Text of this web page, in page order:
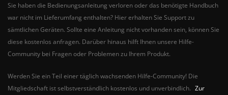
Sie haben die Bedienungsanleitung verloren oder das benötigte Handbuch
war nicht im Lieferumfang enthalten? Hier erhalten Sie Support zu
sämtlichen Geräten. Sollte eine Anleitung nicht vorhanden sein, können Sie
diese kostenlos anfragen. Darüber hinaus hilft Ihnen unsere Hilfe-
Community bei Fragen oder Problemen zu Ihrem Produkt.
Werden Sie ein Teil einer täglich wachsenden Hilfe-Community! Die
Mitgliedschaft ist selbstverständlich kostenlos und unverbindlich. Zur